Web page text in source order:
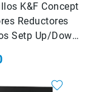
K&F Concept
Reductores
Setp Up/Down